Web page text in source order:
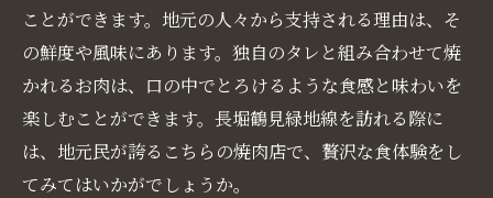
ことができます。地元の人々から支持される理由は、そ
の鮮度や風味にあります。独自のタレと組み合わせて焼
かれるお肉は、口の中でとろけるような食感と味わいを
楽しむことができます。長堀鶴見緑地線を訪れる際に
は、地元民が誇るこちらの焼肉店で、贅沢な食体験をし
てみてはいかがでしょうか。